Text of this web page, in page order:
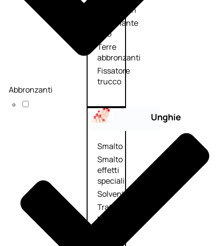
Fard/Blush
Illuminante
viso
Terre
abbronzanti
Fissatore
trucco
Unghie
Smalto
Smalto
effetti
speciali
Solvente
Trattamenti
unghie
Abbronzanti